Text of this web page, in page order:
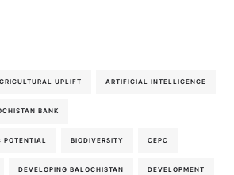
UPLIFT ARTIFICIAL INTELLIGENCE
BANK
POTENTIAL BIODIVERSITY CEPC
DEVELOPING BALOCHISTAN DEVELOPMENT